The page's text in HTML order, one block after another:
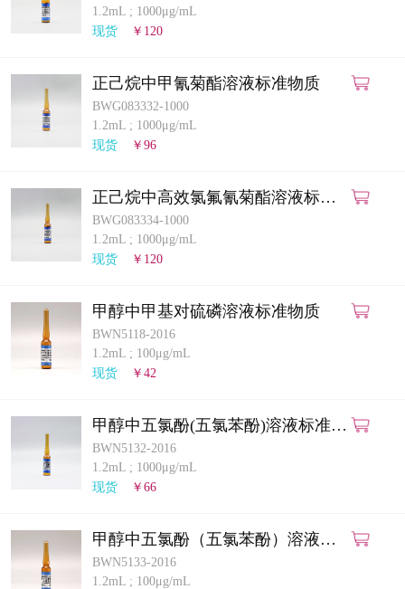
1.2mL ; 1000μg/mL
现货
￥120
正己烷中甲氰菊酯溶液标准物质
BWG083332-1000
1.2mL ; 1000μg/mL
现货
￥96
正己烷中高效氯氟氰菊酯溶液标准
物质
BWG083334-1000
1.2mL ; 1000μg/mL
现货
￥120
甲醇中甲基对硫磷溶液标准物质
BWN5118-2016
1.2mL ; 100μg/mL
现货
￥42
甲醇中五氯酚(五氯苯酚)溶液标准物
质
BWN5132-2016
1.2mL ; 1000μg/mL
现货
￥66
甲醇中五氯酚（五氯苯酚）溶液标
准物质
BWN5133-2016
1.2mL ; 100μg/mL
计量课堂
知识交流
公司主页
购物车
会员中心
联系我们
返回主页